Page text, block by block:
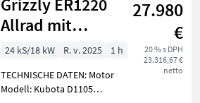
silové
stroje /
Grizzly
Grizzly ER1220
Allrad mit
Kubota Motor
27.980
€
20 % s DPH
23.316,67 €
netto
24 kS/18 kW R. v. 2025
1 h
TECHNISCHE DATEN: Motor
Modell: Kubota D1105